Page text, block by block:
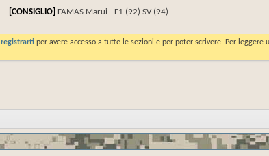
[CONSIGLIO] FAMAS Marui - F1 (92) SV (94)
registrarti per avere accesso a tutte le sezioni e per poter scrivere. Per